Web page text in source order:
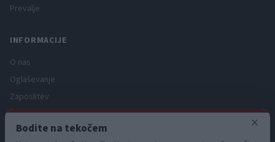
Prevalje
INFORMACIJE
O nas
Oglaševanje
Zaposlitev
Pravno obvestilo
Zasebnost in piškotki
×
Bodite na tekočem